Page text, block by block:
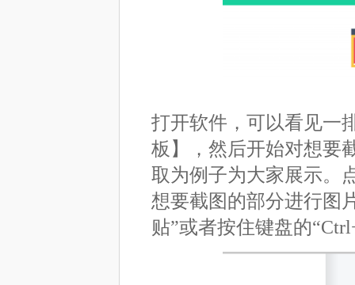
打开软件，可以看见一
板】，然后开始对想要
取为例子为大家展示。
想要截图的部分进行图
贴”或者按住键盘的